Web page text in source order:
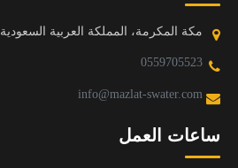
مكة المكرمة، المملكة العربية السعودية
0559705523
info@mazlat-swater.com
ساعات العمل